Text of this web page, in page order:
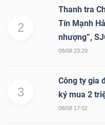
2
Thanh tra
Tín Mạnh
nhượng”,
08/08 23:29
3
Công ty gia
ký mua 2
08/08 17:02